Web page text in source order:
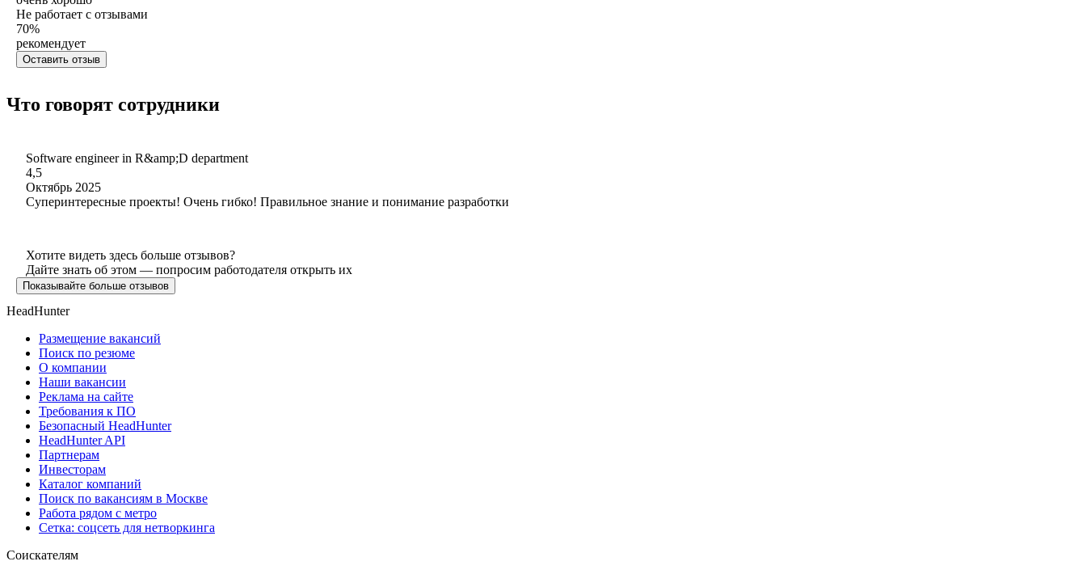
Не работает с отзывами
70%
рекомендует
Оставить отзыв
Что говорят сотрудники
Software engineer in R&amp;D department
4,5
Октябрь 2025
Суперинтересные проекты! Очень гибко! Правильное знание и понимание разработки
Хотите видеть здесь больше отзывов?
Дайте знать об этом — попросим работодателя открыть их
Показывайте больше отзывов
HeadHunter
Размещение вакансий
Поиск по резюме
О компании
Наши вакансии
Реклама на сайте
Требования к ПО
Безопасный HeadHunter
HeadHunter API
Партнерам
Инвесторам
Каталог компаний
Поиск по вакансиям в Москве
Работа рядом с метро
Сетка: соцсеть для нетворкинга
Соискателям